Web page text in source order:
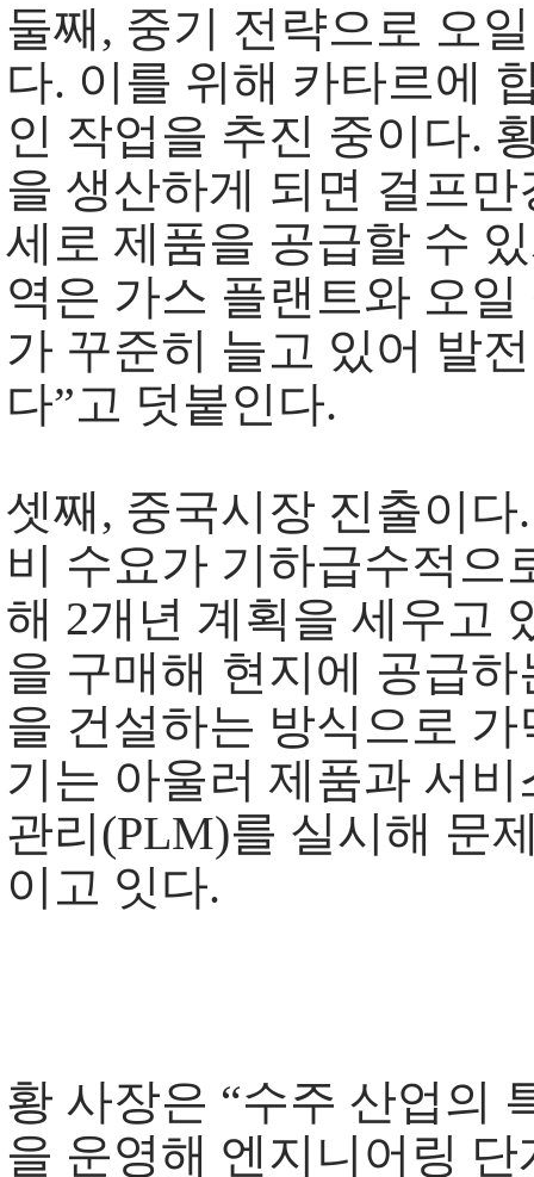
둘째, 중기 전략으로 오
다. 이를 위해 카타르에
인 작업을 추진 중이다.
을 생산하게 되면 걸프
세로 제품을 공급할 수
역은 가스 플랜트와 오
가 꾸준히 늘고 있어 발
다”고 덧붙인다.
셋째, 중국시장 진출이
비 수요가 기하급수적으
해 2개년 계획을 세우고
을 구매해 현지에 공급
을 건설하는 방식으로
기는 아울러 제품과 서
관리(PLM)를 실시해 문
이고 잇다.
황 사장은 “수주 산업의
을 운영해 엔지니어링